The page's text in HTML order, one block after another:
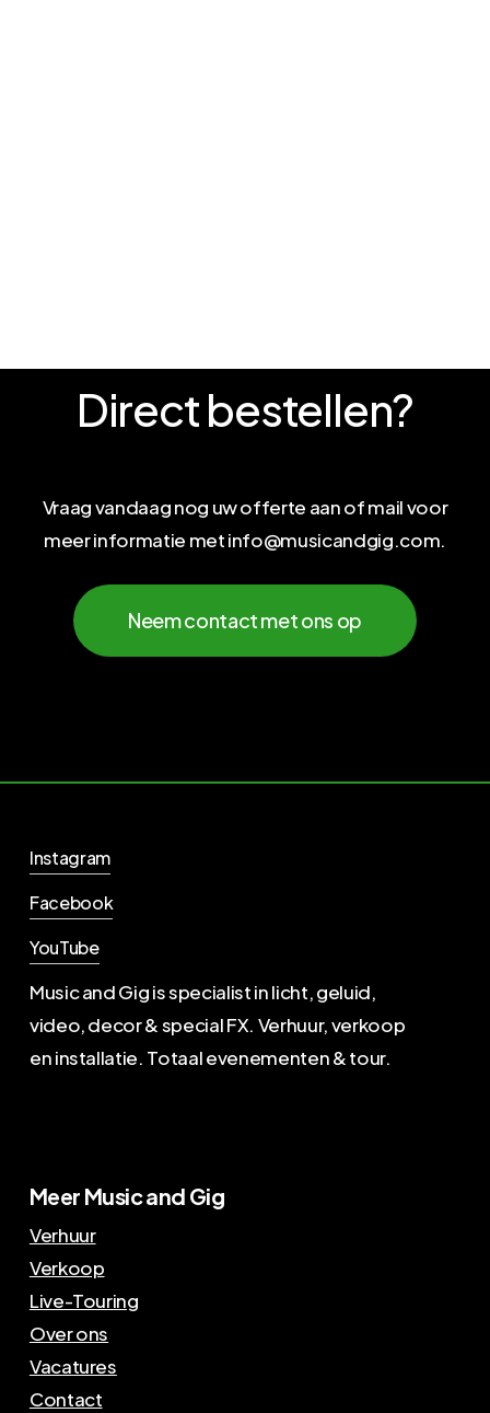
Directbestellen?
Vraag vandaag nog uw offerte aan of mail voor
meer informatie met info@musicandgig.com.
Neem contact met ons op
Instagram
Facebook
YouTube
Music and Gig is specialist in licht, geluid,
video, decor & special FX. Verhuur, verkoop
en installatie. Totaal evenementen & tour.
Meer Music and Gig
Verhuur
Verkoop
Live-Touring
Over ons
Vacatures
Contact